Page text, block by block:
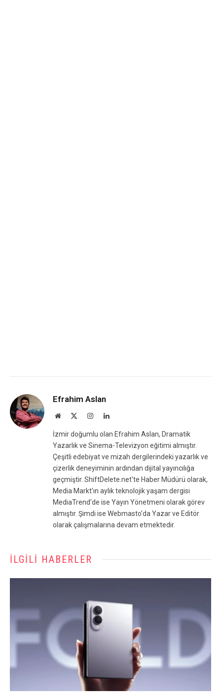
Efrahim Aslan
Website InstagramLinkedIn
İzmir doğumlu olan Efrahim Aslan, Dramatik
Yazarlık ve Sinema-Televizyon eğitimi almıştır.
Çeşitli edebiyat ve mizah dergilerindeki yazarlık ve
çizerlik deneyiminin ardından dijital yayıncılığa
geçmiştir. ShiftDelete.net'te Haber Müdürü olarak,
Media Markt'ın aylık teknolojik yaşam dergisi
MediaTrend'de ise Yayın Yönetmeni olarak görev
almıştır. Şimdi ise Webmasto'da Yazar ve Editör
olarak çalışmalarına devam etmektedir.
İLGILI HABERLER